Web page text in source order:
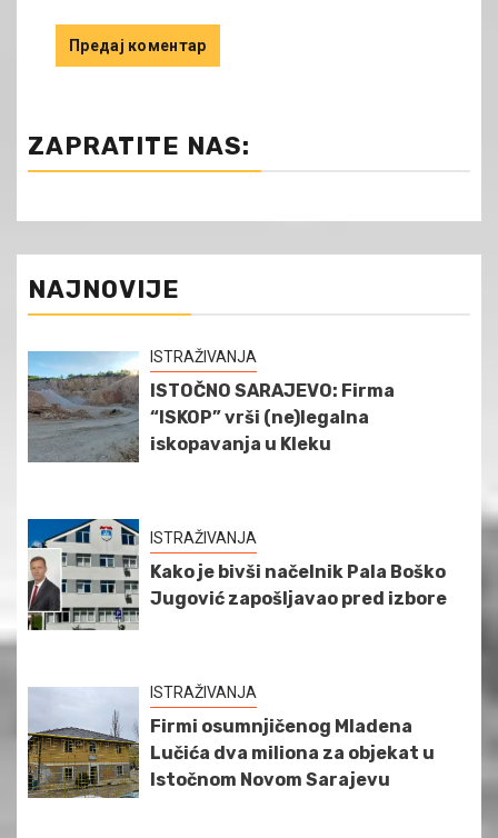
ZAPRATITE NAS:
NAJNOVIJE
ISTRAŽIVANJA
ISTOČNO SARAJEVO: Firma
“ISKOP” vrši (ne)legalna
iskopavanja u Kleku
ISTRAŽIVANJA
Kako je bivši načelnik Pala Boško
Jugović zapošljavao pred izbore
ISTRAŽIVANJA
Firmi osumnjičenog Mladena
Lučića dva miliona za objekat u
Istočnom Novom Sarajevu